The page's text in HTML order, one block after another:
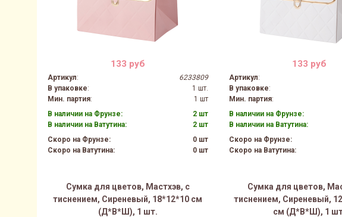
133 руб
Артикул:
6233809
В упаковке:
1 шт.
Мин. партия:
1 шт
В наличии на Фрунзе:
2 шт
В наличии на Ватутина:
2 шт
Скоро на Фрунзе:
0 шт
Скоро на Ватутина:
0 шт
133 руб
Артикул:
В упаковке:
Мин. партия:
В наличии на Фрунзе:
В наличии на Ватутина:
Скоро на Фрунзе:
Скоро на Ватутина:
Сумка для цветов, Мастхэв, с
тиснением, Сиреневый, 18*12*10 см
(Д*В*Ш), 1 шт.
Сумка для цветов,
тиснением, Сиреневый,
см (Д*В*Ш), 1